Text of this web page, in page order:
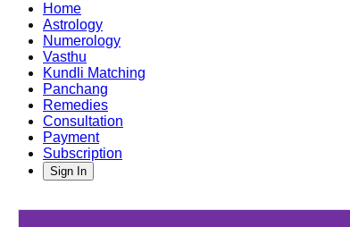
Home
Astrology
Numerology
Vasthu
Kundli Matching
Panchang
Remedies
Consultation
Payment
Subscription
Sign In